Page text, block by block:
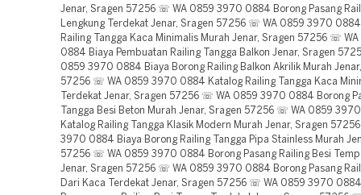
Jenar, Sragen 57256 ☏ WA 0859 3970 0884 Borong Pasang
Lengkung Terdekat Jenar, Sragen 57256 ☏ WA 0859 3970 0884
Railing Tangga Kaca Minimalis Murah Jenar, Sragen 57256 ☏
0884 Biaya Pembuatan Railing Tangga Balkon Jenar, Sragen
0859 3970 0884 Biaya Borong Railing Balkon Akrilik Murah
57256 ☏ WA 0859 3970 0884 Katalog Railing Tangga Kaca
Terdekat Jenar, Sragen 57256 ☏ WA 0859 3970 0884 Borong
Tangga Besi Beton Murah Jenar, Sragen 57256 ☏ WA 0859
Katalog Railing Tangga Klasik Modern Murah Jenar, Sragen
3970 0884 Biaya Borong Railing Tangga Pipa Stainless Murah
57256 ☏ WA 0859 3970 0884 Borong Pasang Railing Besi
Jenar, Sragen 57256 ☏ WA 0859 3970 0884 Borong Pasang
Dari Kaca Terdekat Jenar, Sragen 57256 ☏ WA 0859 3970